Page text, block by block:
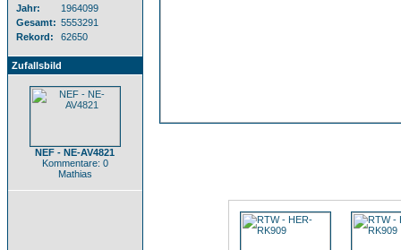
Jahr:
1964099
Gesamt: 5553291
Rekord:
62650
Zufallsbild
NEF - NE-AV4821
Kommentare: 0
Mathias